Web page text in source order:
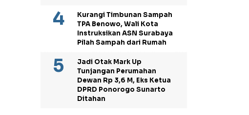
Kurangi Timbunan Sampah
TPA Benowo, Wali Kota
Instruksikan ASN Surabaya
Pilah Sampah dari Rumah
Jadi Otak Mark Up
Tunjangan Perumahan
Dewan Rp 3,6 M, Eks Ketua
DPRD Ponorogo Sunarto
Ditahan